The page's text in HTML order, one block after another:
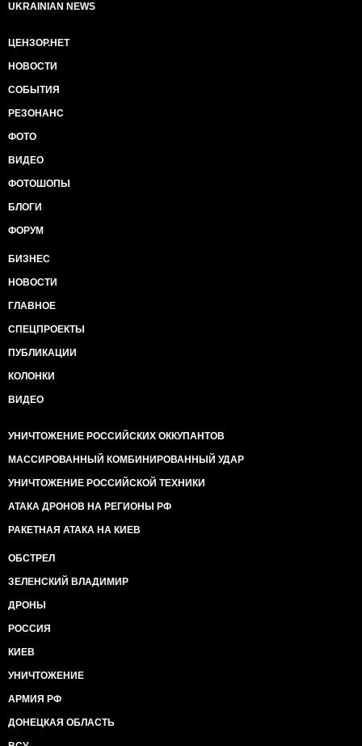
UKRAINIAN NEWS
ЦЕНЗОР.НЕТ
НОВОСТИ
СОБЫТИЯ
РЕЗОНАНС
ФОТО
ВИДЕО
ФОТОШОПЫ
БЛОГИ
ФОРУМ
БИЗНЕС
НОВОСТИ
ГЛАВНОЕ
СПЕЦПРОЕКТЫ
ПУБЛИКАЦИИ
КОЛОНКИ
ВИДЕО
УНИЧТОЖЕНИЕ РОССИЙСКИХ ОККУПАНТОВ
МАССИРОВАННЫЙ КОМБИНИРОВАННЫЙ УДАР
УНИЧТОЖЕНИЕ РОССИЙСКОЙ ТЕХНИКИ
АТАКА ДРОНОВ НА РЕГИОНЫ РФ
РАКЕТНАЯ АТАКА НА КИЕВ
ОБСТРЕЛ
ЗЕЛЕНСКИЙ ВЛАДИМИР
ДРОНЫ
РОССИЯ
КИЕВ
УНИЧТОЖЕНИЕ
АРМИЯ РФ
ДОНЕЦКАЯ ОБЛАСТЬ